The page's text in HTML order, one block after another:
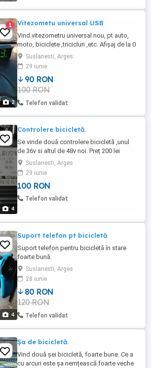
2
1 Vitezometu universal USB
Vind vitezometru universal nou, pt auto,
moto, biciclete ,tricicluri ,etc. Afișaj de la 0
la 180km la oră . Funcție dublă gps. Se
conectează la usb, și gata. Preț 90 lei.
Suslanesti, Arges
29 iunie
90 RON
100 RON
Telefon validat
4
Controlere bicicletă.
Se vinde două controlere bicicletă ,unul
de 36v si altul de 48v noi. Preț 200 lei
amîndouă.
Suslanesti, Arges
29 iunie
100 RON
Telefon validat
4
Suport telefon pt bicicletă
Suport telefon pentru bicicletă în stare
foarte bună.
Suslanesti, Arges
28 iunie
80 RON
120 RON
Telefon validat
Șa de bicicletă.
Vind două șei bicicletă, foarte bune. Ce a
cu arcuri este șa nemțească foarte veche